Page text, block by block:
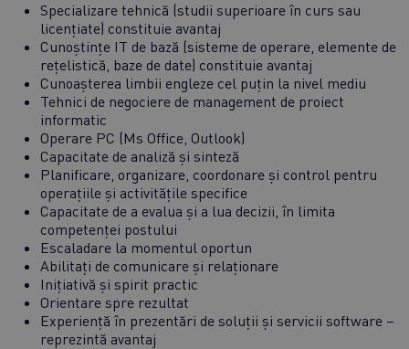
Specializare tehnică (studii superioare în curs sau
licențiate) constituie avantaj
Cunoștințe IT de bază (sisteme de operare, elemente de
rețelistică, baze de date) constituie avantaj
Cunoașterea limbii engleze cel puțin la nivel mediu
Tehnici de negociere de management de proiect
informatic
Operare PC (Ms Office, Outlook)
Capacitate de analiză și sinteză
Planificare, organizare, coordonare și control pentru
operațiile și activitățile specifice
Capacitate de a evalua și a lua decizii, în limita
competenței postului
Escaladare la momentul oportun
Abilitați de comunicare și relaționare
Inițiativă și spirit practic
Orientare spre rezultat
Experiență în prezentări de soluții și servicii software –
reprezintă avantaj